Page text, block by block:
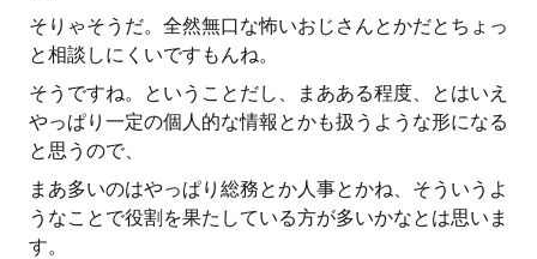
そりゃそうだ。全然無口な怖いおじさんとかだとちょっ
と相談しにくいですもんね。
そうですね。ということだし、まあある程度、とはいえ
やっぱり一定の個人的な情報とかも扱うような形になる
と思うので、
まあ多いのはやっぱり総務とか人事とかね、そういうよ
うなことで役割を果たしている方が多いかなとは思いま
す。